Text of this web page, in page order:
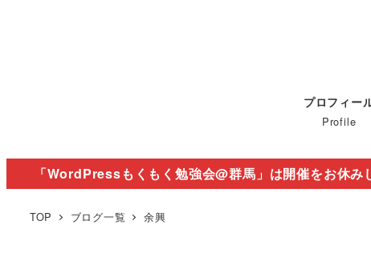
プロフィー
Profile
「WordPressもくもく勉強会@群馬」は開催をお休み
TOP ブログ一覧 余興